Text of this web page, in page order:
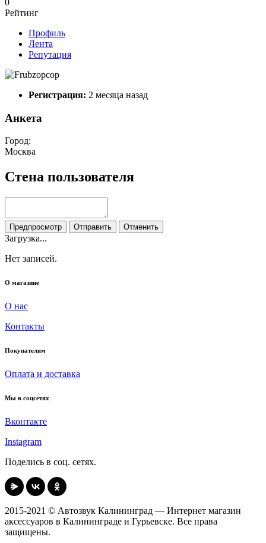
Рейтинг
Профиль
Лента
Репутация
Регистрация: 2 месяца назад
Анкета
Город:
Москва
Стена пользователя
Предпросмотр Отправить Отменить
Загрузка...
Нет записей.
О магазине
О нас
Контакты
Покупателям
Оплата и доставка
Мы в соцсетях
Вконтакте
Instagram
Поделись в соц. сетях.
2015-2021 © Автозвук Калининград — Интернет магазин
аксессуаров в Калининграде и Гурьевске. Все права
защищены.